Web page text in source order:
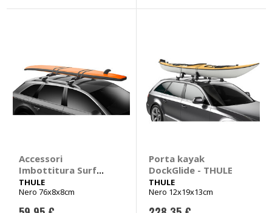
Accessori
Imbottitura Surf
Pads L - THULE
THULE
Nero 76x8x8cm
Porta kayak
DockGlide - THULE
THULE
Nero 12x19x13cm